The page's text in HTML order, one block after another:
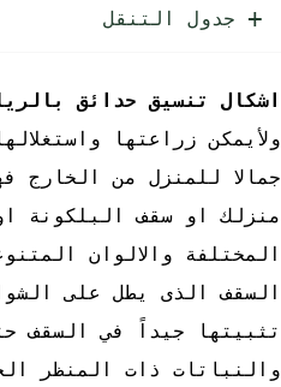
جدول التنقل
اشكال تنسيق حدائق
ولأيمكن زراعتها
جمالا للمنزل من الخارج
منزلك او سقف البلكونة
المختلفة والالوان
السقف الذى يطل على
تثبيتها جيداً في السقف
والنباتات ذات المنظر